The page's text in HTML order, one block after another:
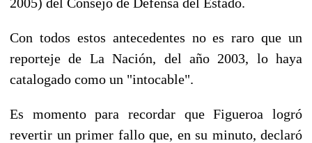
Con todos estos antecedentes no es raro que un
reporteje de La Nación, del año 2003, lo haya
catalogado como un "intocable".
Es momento para recordar que Figueroa logró
revertir un primer fallo que, en su minuto, declaró